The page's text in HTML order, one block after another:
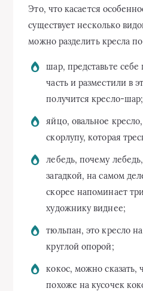
Это, что касается
существует несколько
можно разделить кресла
шар, представьте себе
часть и разместили в
получится кресло-шар;
яйцо, овальное
скорлупу, которая
лебедь, почему
загадкой, на самом
скорее напоминает
художнику виднее;
тюльпан, это кресло
круглой опорой;
кокос, можно сказать,
похоже на кусочек